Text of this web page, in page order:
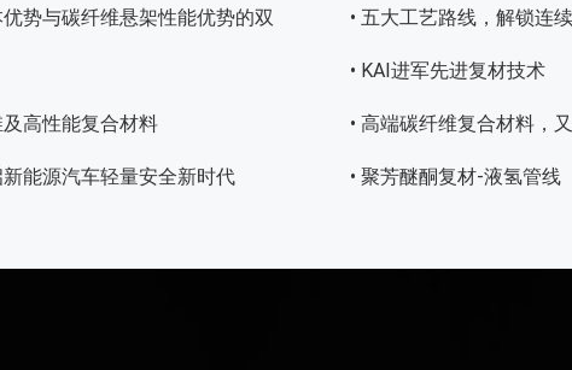
势与碳纤维悬架性能优势的双 • 五大工艺路线，解锁连
• KAI进军先进复材技术
高性能复合材料 • 高端碳纤维复合材料，
能源汽车轻量安全新时代 • 聚芳醚酮复材-液氢管线